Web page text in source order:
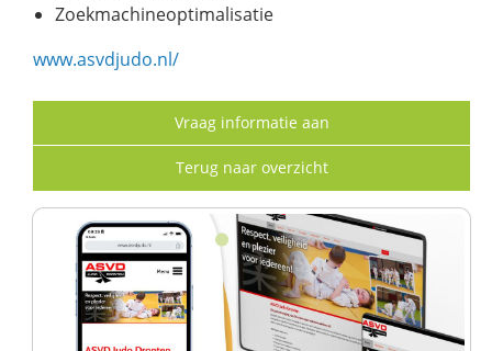
Zoekmachineoptimalisatie
www.asvdjudo.nl/
Vraag informatie aan
Terug naar overzicht